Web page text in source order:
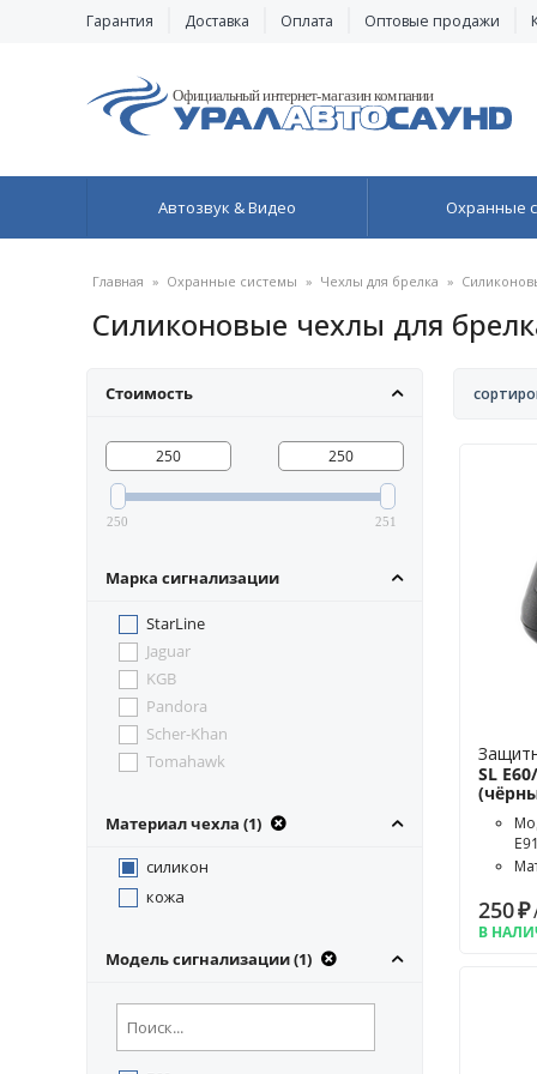
Гарантия Доставка Оплата Оптовые продажи
Автозвук & Видео Охранные
Главная » Охранные системы » Чехлы для брелка »
Силиконовые чехлы для
Стоимость
250 251
Марка сигнализации
StarLine
Jaguar
KGB
Pandora
Scher-Khan
Tomahawk
Материал чехла (1)
силикон
кожа
Модель сигнализации (1)
SL
250₽
В